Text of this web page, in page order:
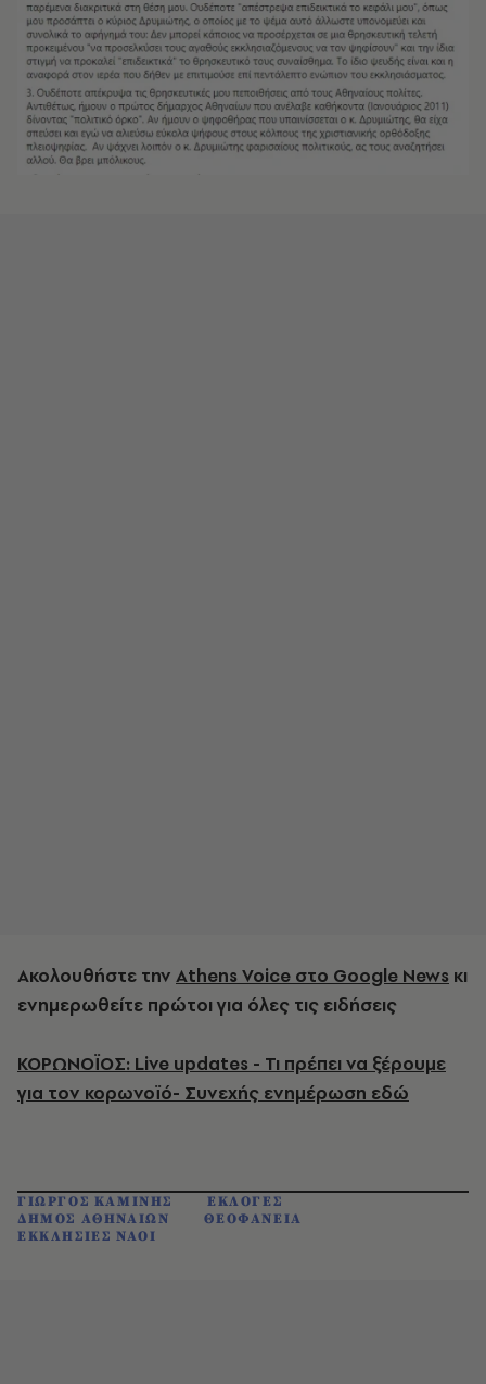
Ακολουθήστε την Athens Voice στο Google News κι
ενημερωθείτε πρώτοι για όλες τις ειδήσεις
ΚΟΡΩΝΟΪΟΣ: Live updates - Τι πρέπει να ξέρουμε
για τον κορωνοϊό- Συνεχής ενημέρωση εδώ
ΓΙΩΡΓΟΣ ΚΑΜΙΝΗΣ
ΕΚΛΟΓΕΣ
ΔΗΜΟΣ ΑΘΗΝΑΙΩΝ
ΘΕΟΦΑΝΕΙΑ
ΕΚΚΛΗΣΙΕΣ ΝΑΟΙ